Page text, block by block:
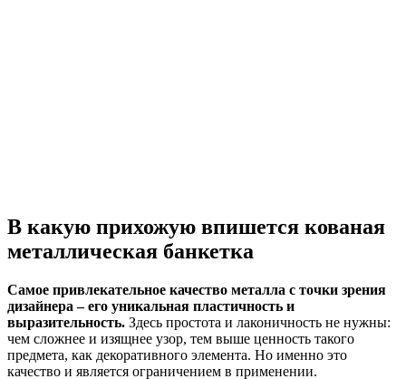
В какую прихожую впишется кованая
металлическая банкетка
Самое привлекательное качество металла с точки зрения
дизайнера – его уникальная пластичность и
выразительность. Здесь простота и лаконичность не нужны:
чем сложнее и изящнее узор, тем выше ценность такого
предмета, как декоративного элемента. Но именно это
качество и является ограничением в применении.